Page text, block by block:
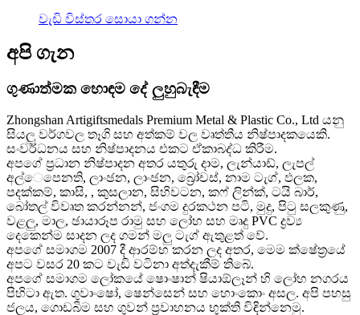
වැඩි විස්තර සොයා ගන්න
අපි ගැන
ගුණාත්මක හොඳම දේ ලුහුබැඳීම
Zhongshan Artigiftsmedals Premium Metal & Plastic Co., Ltd යනු
සියලු වර්ගවල තෑගි සහ අත්කම් වල වෘත්තීය නිෂ්පාදකයෙකි.
සංවර්ධනය සහ නිෂ්පාදනය එකට ඒකාබද්ධ කිරීම.
අපගේ ප්‍රධාන නිෂ්පාදන අතර යතුරු දාම, ලැන්යාඩ්, ලැපල්
අල්ෙපෙනති, ලාංඡන, ලාංඡන, බ්‍රෝචස්, නාම ටැග්, ඵලක,
පදක්කම්, කාසි, , කුසලාන, සිහිවටන, කෆ් ලින්ක්, ටයි බාර්,
බෝතල් විවෘත කරන්නන්, ජංගම දුරකථන පටි, මුදු, පිටු සලකුණු,
වළලු, මාල, ඡායාරූප රාමු සහ ලෝහ සහ මෘදු PVC ද්‍රව්‍ය
දෙකෙන්ම සාදන ලද ගමන් මලු ටැග් ඇතුළත් වේ.
අපගේ සමාගම 2007 දී ආරම්භ කරන ලද අතර, මෙම ක්ෂේත්‍රයේ
අපට වසර 20 කට වැඩි වටිනා අත්දැකීම් තිබේ.
අපගේ සමාගම ලෝකයේ ෂොංෂාන් ෂියාඕලෑන් හි ලෝහ නගරය
පිහිටා ඇත. ගුවාංෂෝ, ෂෙන්සෙන් සහ හොංකොං අසල. අපි පහසු
ජලය, ගොඩබිම සහ ගුවන් ප්‍රවාහනය භුක්ති විඳින්නෙමු.